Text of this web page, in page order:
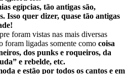
egípcias, tão antigas são,
Isso quer dizer, quase tão antigas
foram vistas nas mais diversas
foram ligadas somente como coisa
dos punks e roqueiros, da
e rebelde, etc.
e estão por todos os cantos e em